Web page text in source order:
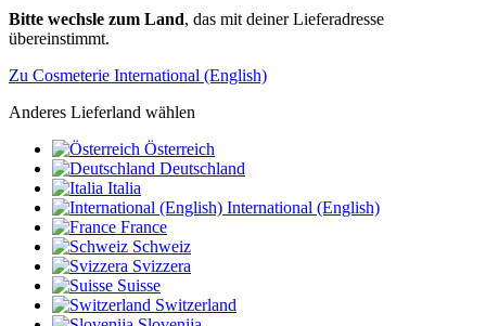
Bitte wechsle zum Land, das mit deiner Lieferadresse
übereinstimmt.
Zu Cosmeterie International (English)
Anderes Lieferland wählen
Österreich
Deutschland
Italia
International (English)
France
Schweiz
Svizzera
Suisse
Switzerland